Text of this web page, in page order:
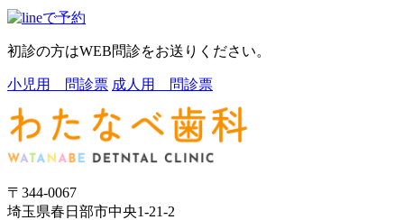
初診の方はWEB問診をお送りください。
小児用 問診票 成人用 問診票
〒344-0067
埼玉県春日部市中央1-21-2